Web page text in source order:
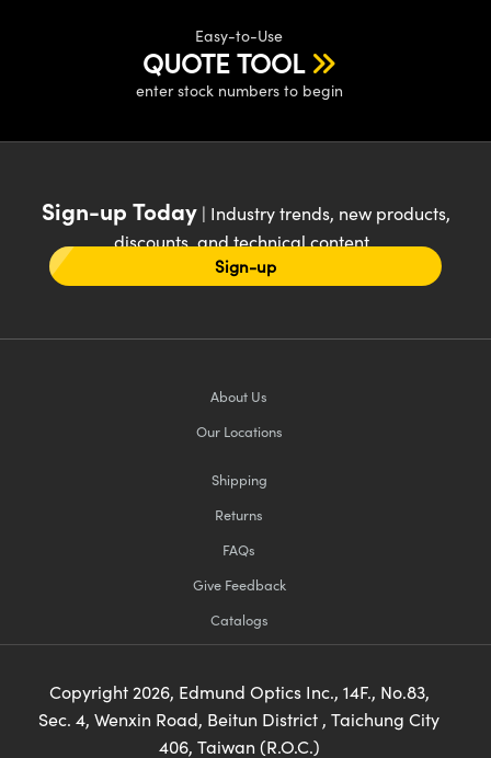
Easy-to-Use
QUOTE TOOL
enter stock numbers to begin
Sign-up Today| Industry trends, new products,
discounts, and technical content
Sign-up
About Us
Our Locations
Shipping
Returns
FAQs
Give Feedback
Catalogs
Copyright2026, Edmund Optics Inc., 14F., No.83,
Sec. 4, Wenxin Road, Beitun District , Taichung City
406, Taiwan (R.O.C.)